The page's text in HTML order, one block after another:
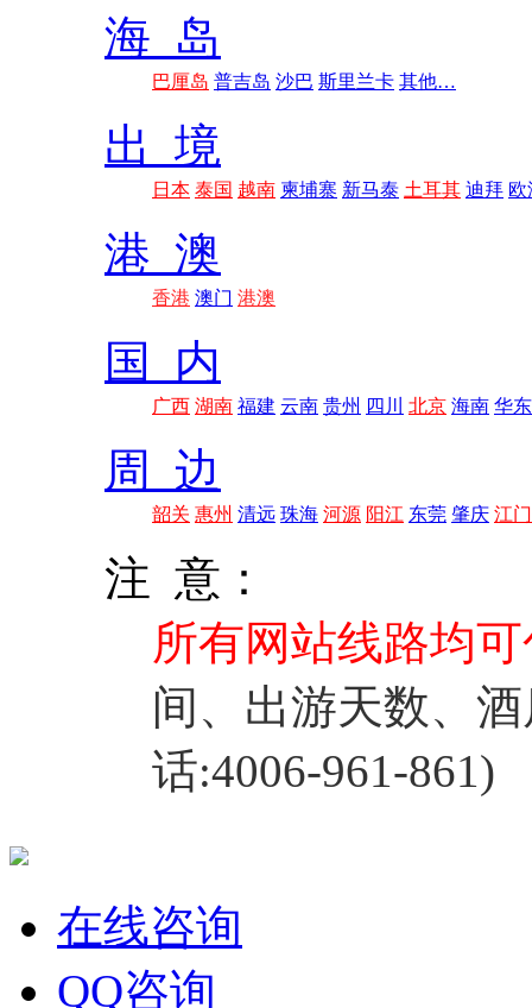
海 岛
巴厘岛 普吉岛 沙巴 斯里兰卡 其他…
出 境
日本 泰国 越南 柬埔寨 新马泰 土耳其 迪拜 欧
港 澳
香港 澳门 港澳
国 内
广西 湖南 福建 云南 贵州 四川 北京 海南 华东
周 边
韶关 惠州 清远 珠海 河源 阳江 东莞 肇庆 江门
注 意：
所有网站线路均
间、出游天数、
话:4006-961-861)
在线咨询
QQ咨询